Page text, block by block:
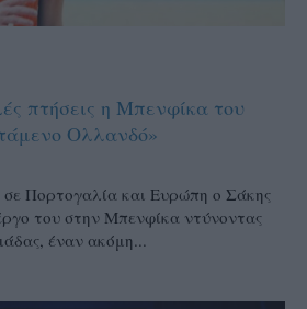
πτήσεις η Μπενφίκα του
Ολλανδό»
σε Πορτογαλία και Ευρώπη ο Σάκης
του στην Μπενφίκα ντύνοντας
έναν ακόμη...